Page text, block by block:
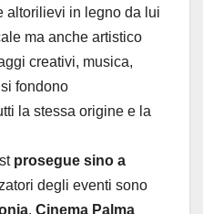
altorilievi in legno da lui
ma anche artistico
creativi, musica,
fondono
la stessa origine e la
prosegue sino a
degli eventi sono
, Cinema Palma